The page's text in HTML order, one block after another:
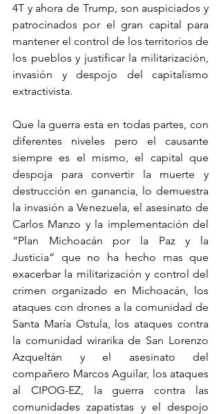
4T y ahora de Trump, son auspiciados y
patrocinados por el gran capital para
mantener el control de los territorios de
los pueblos y justificar la militarización,
invasión y despojo del capitalismo
extractivista.
Que la guerra esta en todas partes, con
diferentes niveles pero el causante
siempre es el mismo, el capital que
despoja para convertir la muerte y
destrucción en ganancia, lo demuestra
la invasión a Venezuela, el asesinato de
Carlos Manzo y la implementación del
“Plan Michoacán por la Paz y la
Justicia” que no ha hecho mas que
exacerbar la militarización y control del
crimen organizado en Michoacán, los
ataques con drones a la comunidad de
Santa María Ostula, los ataques contra
la comunidad wirarika de San Lorenzo
Azqueltán y el asesinato del
compañero Marcos Aguilar, los ataques
al CIPOG-EZ, la guerra contra las
comunidades zapatistas y el despojo